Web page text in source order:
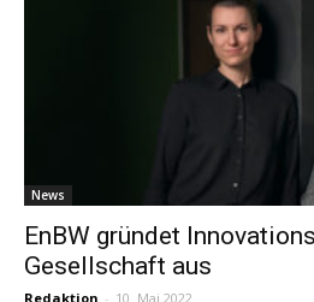
News
EnBW gründet
Gesellschaft aus
Redaktion - 10. Mai 2022